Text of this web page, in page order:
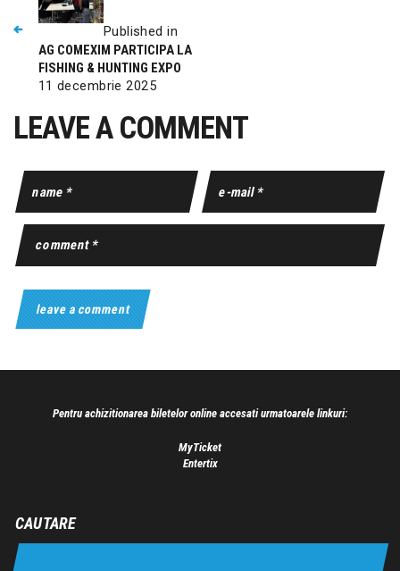
Published in
AG COMEXIM PARTICIPA LA
FISHING & HUNTING EXPO
11 decembrie 2025
LEAVE A COMMENT
Pentru achizitionarea biletelor online accesati urmatoarele linkuri:
MyTicket
Entertix
CAUTARE